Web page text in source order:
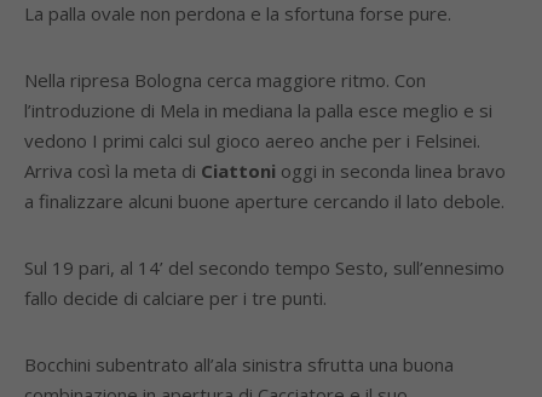
La palla ovale non perdona e la sfortuna forse pure.
Nella ripresa Bologna cerca maggiore ritmo. Con
l’introduzione di Mela in mediana la palla esce meglio e si
vedono I primi calci sul gioco aereo anche per i Felsinei.
Arriva così la meta di Ciattoni oggi in seconda linea bravo
a finalizzare alcuni buone aperture cercando il lato debole.
Sul 19 pari, al 14’ del secondo tempo Sesto, sull’ennesimo
fallo decide di calciare per i tre punti.
Bocchini subentrato all’ala sinistra sfrutta una buona